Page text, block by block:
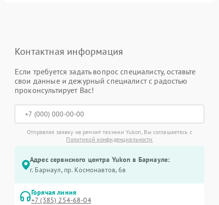
Контактная информация
Если требуется задать вопрос специалисту, оставьте
свои данные и дежурный специалист с радостью
проконсультирует Вас!
Отправляя заявку на ремонт техники Yukon, Вы соглашаетесь с
Политикой конфиденциальности
Адрес сервисного центра Yukon в Барнауле:
г. Барнаул, ​пр. Космонавтов, 6в
Горячая линия
+7 (385) 254-68-04